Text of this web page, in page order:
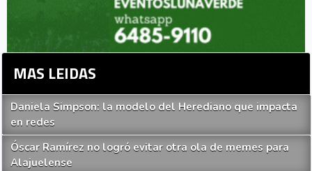
MAS LEIDAS
Daniela Simpson: la modelo del Herediano que impacta
en redes
Óscar Ramírez no logró evitar otra ola de memes para
Alajuelense